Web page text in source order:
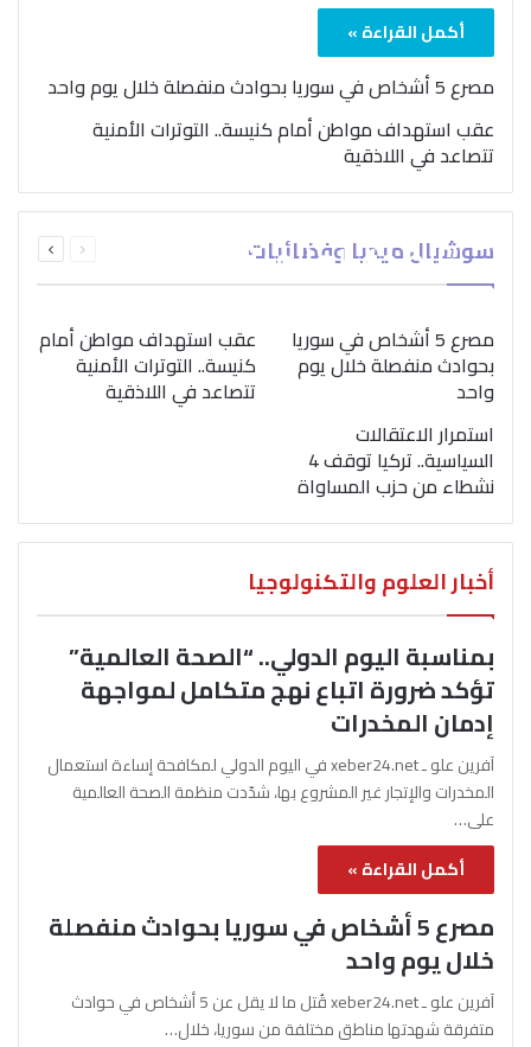
أكمل القراءة »
مصرع 5 أشخاص في سوريا بحوادث منفصلة خلال يوم واحد
عقب استهداف مواطن أمام كنيسة.. التوترات الأمنية
تتصاعد في اللاذقية
سوشيال ميديا وفضائيات الصفحةالصفحة
بمناسبة اليوم الدولي..
“الصحة العالمية” تؤكد
ضرورة اتباع نهج متكامل
لمواجهة إدمان المخدرات
مصرع 5 أشخاص في سوريا
بحوادث منفصلة خلال يوم
واحد
عقب استهداف مواطن أمام
كنيسة.. التوترات الأمنية
تتصاعد في اللاذقية
استمرار الاعتقالات
السياسية.. تركيا توقف 4
نشطاء من حزب المساواة
أخبار العلوم والتكنولوجيا
بمناسبة اليوم الدولي.. “الصحة العالمية”
تؤكد ضرورة اتباع نهج متكامل لمواجهة
إدمان المخدرات
آفرين علو ـ xeber24.net في اليوم الدولي لمكافحة إساءة استعمال
المخدرات والإتجار غير المشروع بها، شدّدت منظمة الصحة العالمية
على…
أكمل القراءة »
مصرع 5 أشخاص في سوريا بحوادث منفصلة
خلال يوم واحد
آفرين علو ـ xeber24.net قُتل ما لا يقل عن 5 أشخاص في حوادث
متفرقة شهدتها مناطق مختلفة من سوريا، خلال…